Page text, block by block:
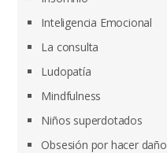
Inteligencia Emocional
La consulta
Ludopatía
Mindfulness
Niños superdotados
Obsesión por hacer daño